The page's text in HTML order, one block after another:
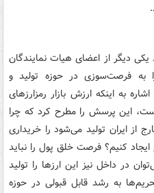
دیگر از اعضای هیات نمایندگان
به فرصت‌سوزی در حوزه تولید و
به اینکه ارزش بازار رمزارزهای
۱۰ برابر شده است، این پرسش را مطرح کرد که چرا
از ایران تولید می‌شود را خریداری
ایجاد کنیم؟ فرصت خلق پول را نباید
در داخل نیز این ارزها را تولید
به رشد قابل قبولی در حوزه